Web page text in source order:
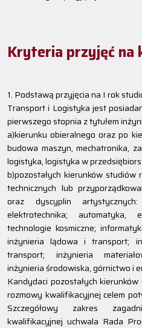
Kryteria przyjęć na
1. Podstawą przyjęcia na I rok
Transport i Logistyka jest
pierwszego stopnia z tytułem
a)kierunku obieralnego oraz po
budowa maszyn, mechatronika,
logistyka, logistyka w
b)pozostałych kierunków
technicznych lub
oraz dyscyplin
elektrotechnika; automatyka,
technologie kosmiczne;
inżynieria lądowa i transport;
transport; inżynieria
inżynieria środowiska, górnictwo i
Kandydaci pozostałych
rozmowy kwalifikacyjnej celem
Szczegółowy zakres
kwalifikacyjnej uchwala Rada